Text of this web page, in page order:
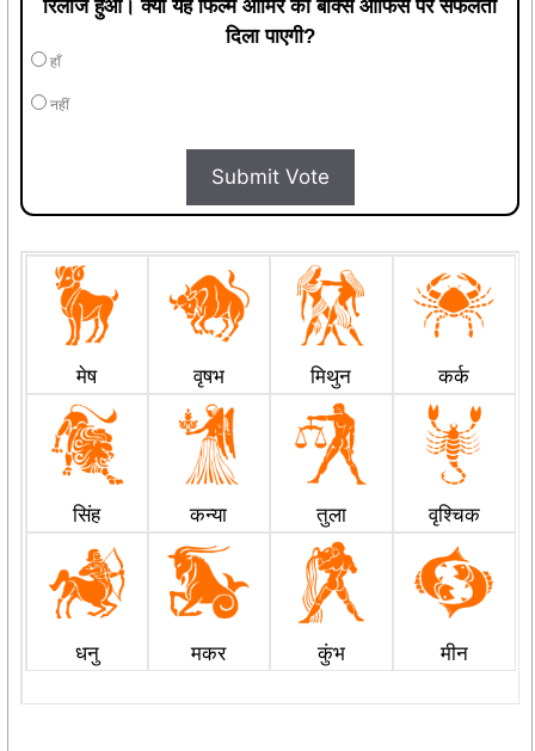
रिलीज हुआ। क्या यह फिल्म आमिर को बॉक्स ऑफिस पर सफलता
दिला पाएगी?
हाँ
नहीं
Submit Vote
मेष वृषभ मिथुन कर्क
सिंह कन्या तुला वृश्चिक
धनु मकर कुंभ मीन